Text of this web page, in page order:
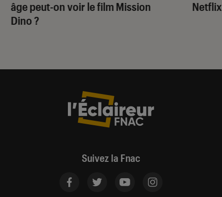
âge peut-on voir le film Mission
Dino?
Suivez la Fnac